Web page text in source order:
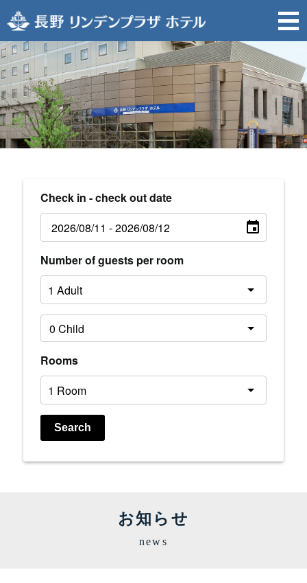
Check in - check out date
Number of guests per room
Rooms
Search
お知らせ
news